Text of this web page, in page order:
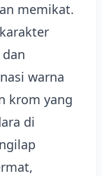
memikat.
warna
krom yang
di